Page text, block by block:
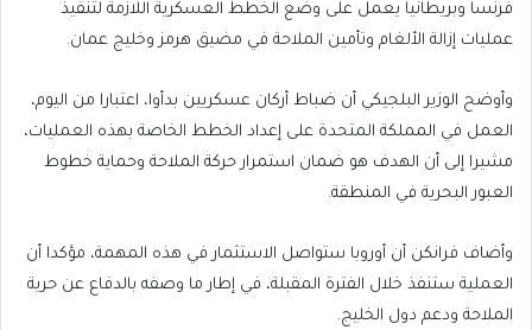
فرنسا وبريطانيا يعمل على وضع الخطط العسكرية اللازمة لتنفيذ
عمليات إزالة الألغام وتأمين الملاحة في مضيق هرمز وخليج عمان.
وأوضح الوزير البلجيكي أن ضباط أركان عسكريين بدأوا، اعتبارا من اليوم،
العمل في المملكة المتحدة على إعداد الخطط الخاصة بهذه العمليات،
مشيرا إلى أن الهدف هو ضمان استمرار حركة الملاحة وحماية خطوط
العبور البحرية في المنطقة.
وأضاف فرانكن أن أوروبا ستواصل الاستثمار في هذه المهمة، مؤكدا أن
العملية ستنفذ خلال الفترة المقبلة، في إطار ما وصفه بالدفاع عن حرية
الملاحة ودعم دول الخليج.